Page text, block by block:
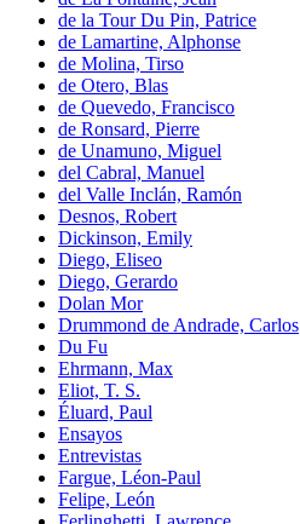
de la Tour Du Pin, Patrice
de Lamartine, Alphonse
de Molina, Tirso
de Otero, Blas
de Quevedo, Francisco
de Ronsard, Pierre
de Unamuno, Miguel
del Cabral, Manuel
del Valle Inclán, Ramón
Desnos, Robert
Dickinson, Emily
Diego, Eliseo
Diego, Gerardo
Dolan Mor
Drummond de Andrade, Carlos
Du Fu
Ehrmann, Max
Eliot, T. S.
Éluard, Paul
Ensayos
Entrevistas
Fargue, Léon-Paul
Felipe, León